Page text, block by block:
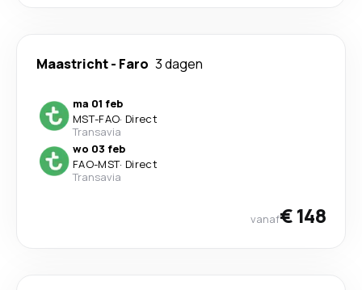
Maastricht- Faro 3 dagen
ma 01 feb
MST-FAO· Direct
Transavia
wo 03 feb
FAO-MST· Direct
Transavia
vanaf€ 148